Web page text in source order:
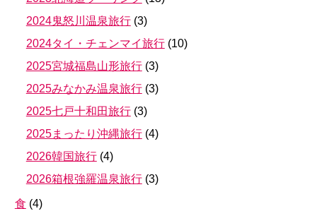
2024鬼怒川温泉旅行 (3)
2024タイ・チェンマイ旅行 (10)
2025宮城福島山形旅行 (3)
2025みなかみ温泉旅行 (3)
2025七戸十和田旅行 (3)
2025まったり沖縄旅行 (4)
2026韓国旅行 (4)
2026箱根強羅温泉旅行 (3)
食 (4)